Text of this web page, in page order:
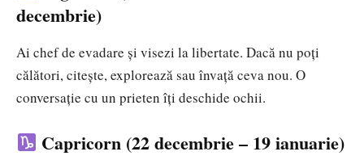
decembrie)
Ai chef de evadare și visezi la libertate. Dacă nu poți
călători, citește, explorează sau învață ceva nou. O
conversație cu un prieten îți deschide ochii.
Capricorn (22 decembrie – 19 ianuarie)